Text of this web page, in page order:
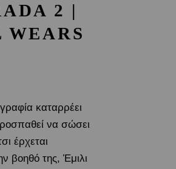
2 |
καταρρέει
να σώσει
έρχεται
βοηθό της, Έμιλι